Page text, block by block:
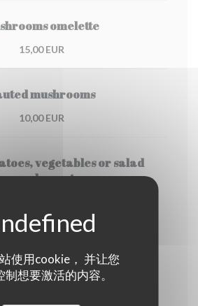
使用cookie， 并让您
制想要激活的内容。
omelette
15,00 EUR
mushrooms
10,00 EUR
vegetables or salad
supplement